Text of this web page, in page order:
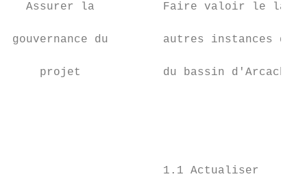
Assurer la          Faire valoir le
gouvernance du        autres instances de
projet            du bassin d'Arcachon
1.1 Actualiser